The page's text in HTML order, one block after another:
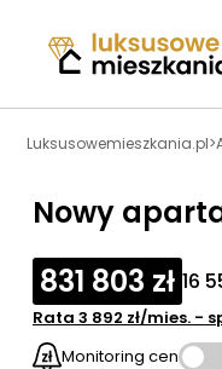
Luksusowemieszkania.pl>
Nowy
831 803 zł 16
Rata 3 892 zł/mies. -
Monitoring cen